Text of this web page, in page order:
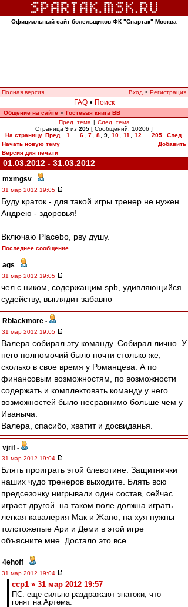
Официальный сайт болельщиков ФК "Спартак" Москва
Полная версия Вход • Регистрация
FAQ • Поиск
Общение на сайте » Гостевая книга ВВ
Пред. тема | След. тема
Страница 9 из 205 [ Сообщений: 10206 ]
На страницу Пред. 1 6 7 8 9, 10 11 12 205
След.
Начать новую тему
Добавить
Версия для печати
01.03.2012 - 31.03.2012
mxmgsv -
31 мар 2012 19:05
Буду краток - для такой игры тренер не нужен.
Андрею - здоровья!
Включаю Placebo, рву душу.
Последнее сообщение
ags -
31 мар 2012 19:05
чел с ником, содержащим spb, удивляющийся
судейству, выглядит забавно
Rblackmore -
31 мар 2012 19:05
Валера собирал эту команду. Собирал лично. У
него полномочий было почти столько же,
сколько в свое время у Романцева. А по
финансовым возможностям, по возможности
содержать и комплектовать команду у него
возможностей было несравнимо больше чем у
Иваныча.
Валера, спасибо, хватит и досвиданья.
vjrif -
31 мар 2012 19:04
Блять проиграть этой блевотине. Защитнички
наших чудо тренеров выходите. Блять всю
предсезонку нигрывали один состав, сейчас
играет другой. на таком поле должна играть
легкая кавалерия Мак и Жано, на хуя нужны
толстожепые Ари и Деми в этой игре
объясните мне. Достало это все.
4ehoff -
31 мар 2012 19:04
ccp1 » 31 мар 2012 19:57
ПС. еще сильно раздражают знатоки, что
гонят на Артема.